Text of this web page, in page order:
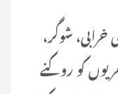
خرابی، شوگر،
کو روکنے